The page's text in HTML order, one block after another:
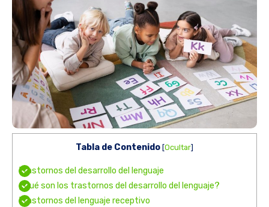
Tabla de Contenido [Ocultar]
Trastornos del desarrollo del lenguaje
¿Qué son los trastornos del desarrollo del lenguaje?
Trastornos del lenguaje receptivo